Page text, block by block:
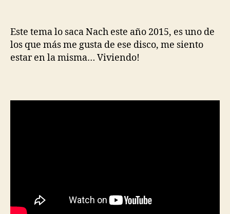
Este tema lo saca Nach este año 2015, es uno de
los que más me gusta de ese disco, me siento
estar en la misma… Viviendo!